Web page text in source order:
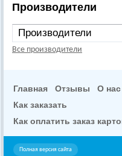
Производители
Все производители
Главная Отзывы
О нас
Как заказать
Как оплатить заказ
Полная версия сайта